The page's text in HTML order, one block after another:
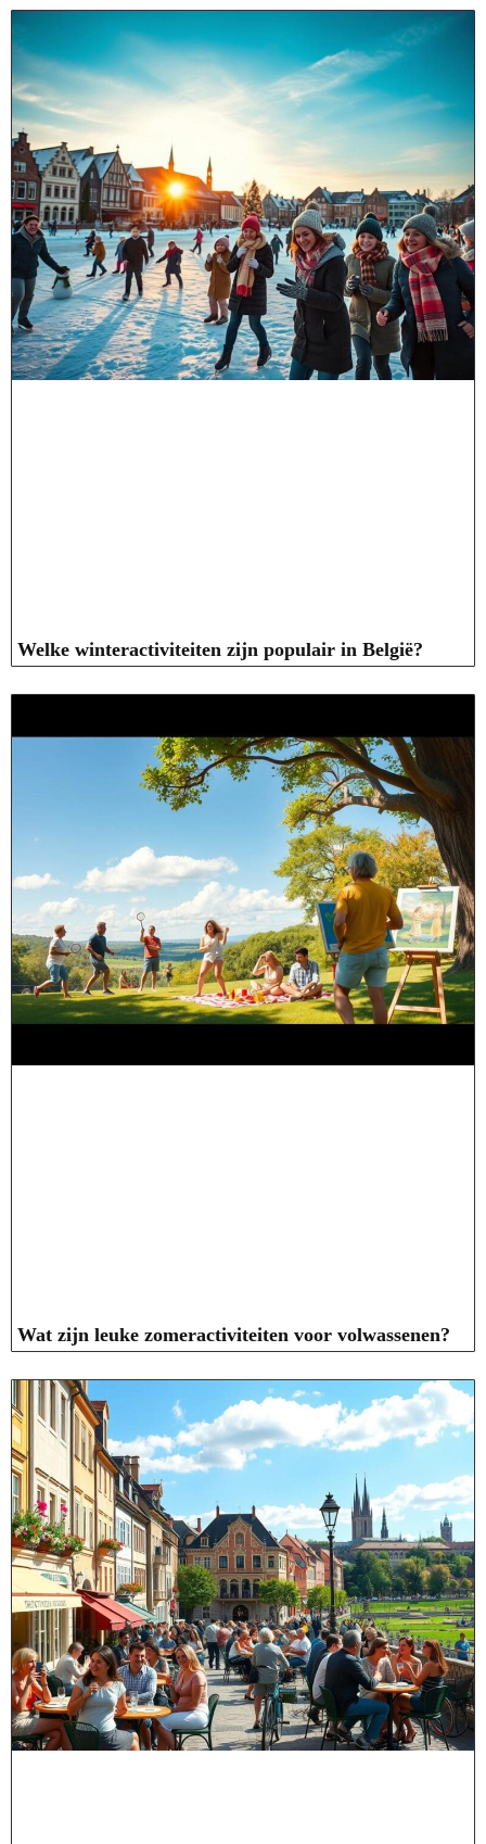
Welke winteractiviteiten zijn populair in België?
Wat zijn leuke zomeractiviteiten voor volwassenen?